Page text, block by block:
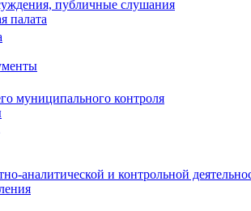
публичные слушания
палата
муниципального контроля
аналитической и контрольной